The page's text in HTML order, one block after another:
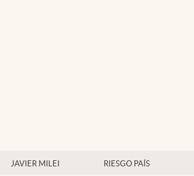
JAVIER MILEI RIESGO PAÍS